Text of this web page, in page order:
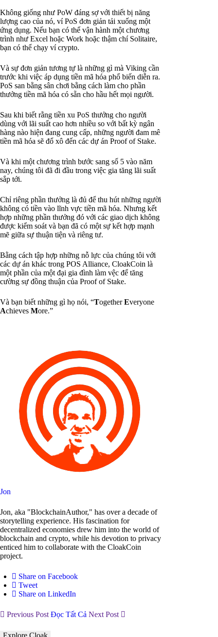
Không giống như PoW đáng sợ với thiết bị năng
lượng cao của nó, ví PoS đơn giản tải xuống một
ứng dụng. Nếu bạn có thể vận hành một chương
trình như Excel hoặc Work hoặc thậm chí Solitaire,
bạn có thể chạy ví crypto.
Và sự đơn giản tương tự là những gì mà Viking cần
trước khi việc áp dụng tiền mã hóa phổ biến diễn ra.
PoS san bằng sân chơi bằng cách làm cho phần
thưởng tiền mã hóa có sẵn cho hầu hết mọi người.
Sau khi biết rằng tiền xu PoS thưởng cho người
dùng với lãi suất cao hơn nhiều so với bất kỳ ngân
hàng nào hiện đang cung cấp, những người đam mê
tiền mã hóa sẽ đổ xô đến các dự án Proof of Stake.
Và khi một chương trình bước sang số 5 vào năm
nay, chúng tôi đã đi đầu trong việc gia tăng lãi suất
sắp tới.
Chỉ riêng phần thưởng là đủ để thu hút những người
không có tiền vào lĩnh vực tiền mã hóa. Nhưng kết
hợp những phần thưởng đó với các giao dịch không
được kiểm soát và bạn đã có một sự kết hợp mạnh
mẽ giữa sự thuận tiện và riêng tư.
Bằng cách tập hợp những nỗ lực của chúng tôi với
các dự án khác trong POS Alliance, CloakCoin là
một phần của một đại gia đình làm vệc để tăng
cường sự đồng thuận của Proof of Stake.
Và bạn biết những gì họ nói, “TogetherEveryone
Achieves More.”
Jon
Jon, aka "BlockchainAuthor," has over a decade of
storytelling experience. His fascination for
decentralized economies drew him into the world of
blockchain and crypto, while his devotion to privacy
enticed him to collaborate with the CloakCoin
project.
Share on Facebook
Tweet
Share on LinkedIn
Previous Post Đọc Tất Cả Next Post